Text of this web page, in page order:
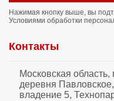
Нажимая кнопку выше, вы
Условиями обработки
Контакты
Московская
деревня
владение 5,